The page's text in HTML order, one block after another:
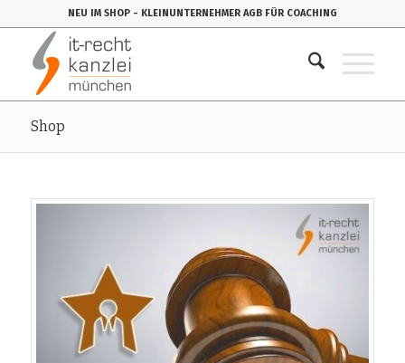
NEU IM SHOP - KLEINUNTERNEHMER AGB FÜR COACHING
Shop